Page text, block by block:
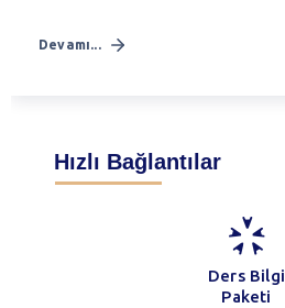
Devamı...
Hızlı Bağlantılar
Ders Bilgi
Paketi